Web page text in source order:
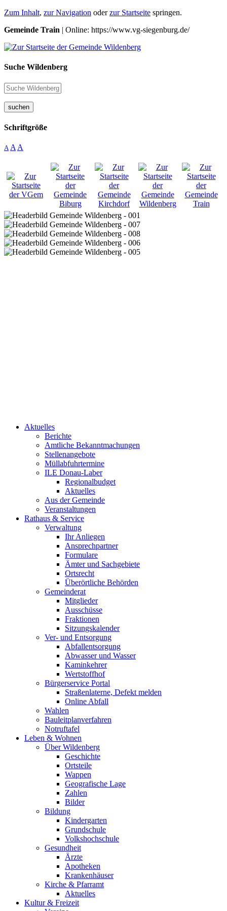
Zum Inhalt, zur Navigation oderzur Startseite springen.
Gemeinde Train | Online: https://www.vg-siegenburg.de/
Suche Wildenberg
suchen
Schriftgröße
A A A
Aktuelles
Berichte
Amtliche Bekanntmachungen
Stellenangebote
Müllabfuhrtermine
ILE Donau-Laber
Regionalbudget
Aktuelles
Aus der Gemeinde
Veranstaltungen
Rathaus & Service
Verwaltung
Ihr Anliegen
Ansprechpartner
Formulare
Ämter und Sachgebiete
Ortsrecht
Überörtliche Behörden
Gemeinderat
Mitglieder
Ausschüsse
Fraktionen
Sitzungskalender
Ver- und Entsorgung
Abfallentsorgung
Abwasser und Wasser
Kaminkehrer
Wertstoffhof
Bürgerservice Portal
Straßenlaterne, Defekt melden
Online Abfall
Wahlen
Bauleitplanverfahren
Notruftafel
Leben & Wohnen
Über Wildenberg
Geschichte
Ortsteile
Wappen
Geografische Lage
Zahlen
Bilder
Bildung
Kindergarten
Grundschule
Volkshochschule
Gesundheit
Ärzte
Apotheken
Krankenhäuser
Kirche & Pfarramt
Aktuelles
Kultur & Freizeit